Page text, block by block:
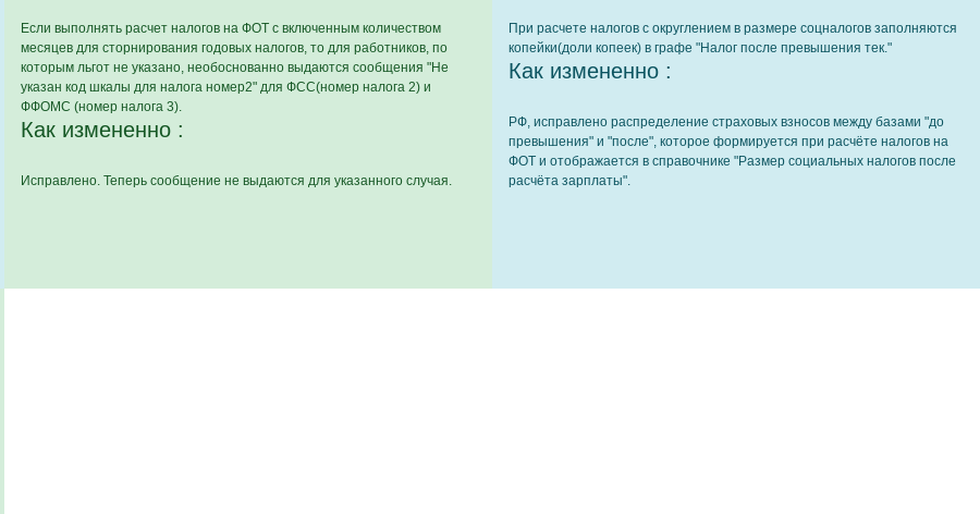
Если выполнять расчет налогов на ФОТ c включенным количеством
месяцев для сторнирования годовых налогов, то для работников, по
которым льгот не указано, необоснованно выдаются сообщения "Не
указан код шкалы для налога номер2" для ФСС(номер налога 2) и
ФФОМС (номер налога 3).
Как измененно :
Исправлено. Теперь сообщение не выдаются для указанного случая.
При расчете налогов с округлением в размере соцналогов заполняются
копейки(доли копеек) в графе "Налог после превышения тек."
Как измененно :
РФ, исправлено распределение страховых взносов между базами "до
превышения" и "после", которое формируется при расчёте налогов на
ФОТ и отображается в справочнике "Размер социальных налогов после
расчёта зарплаты".